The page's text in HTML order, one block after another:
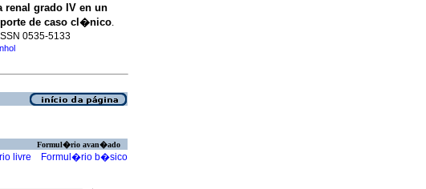
renal grado IV en un
de caso cl�nico.
0535-5133
Formul�rio avan�ado
livre Formul�rio b�sico